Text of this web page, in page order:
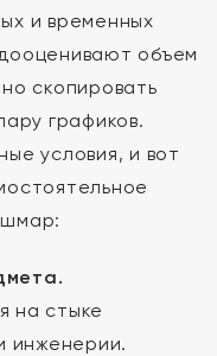
и временных
объем
скопировать
графиков.
условия, и вот
на стыке
инженерии.